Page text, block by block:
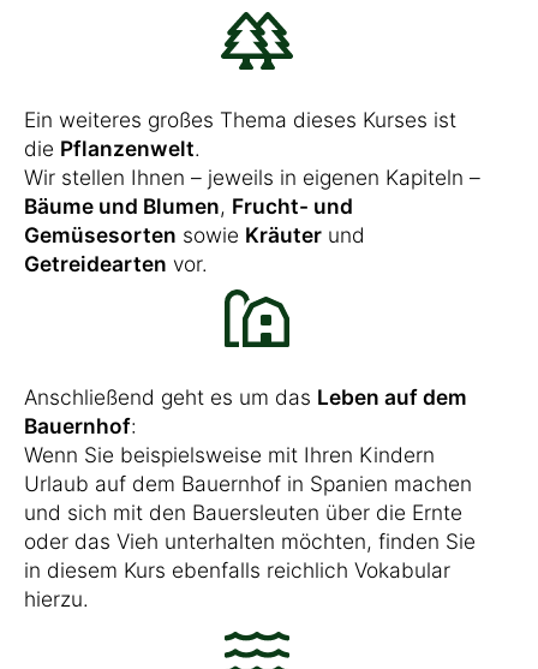
Ein weiteres großes Thema dieses Kurses ist
die Pflanzenwelt.
Wir stellen Ihnen – jeweils in eigenen Kapiteln –
Bäume und Blumen, Frucht- und
Gemüsesorten sowie Kräuter und
Getreidearten vor.
Anschließend geht es um das Leben auf dem
Bauernhof:
Wenn Sie beispielsweise mit Ihren Kindern
Urlaub auf dem Bauernhof in Spanien machen
und sich mit den Bauersleuten über die Ernte
oder das Vieh unterhalten möchten, finden Sie
in diesem Kurs ebenfalls reichlich Vokabular
hierzu.